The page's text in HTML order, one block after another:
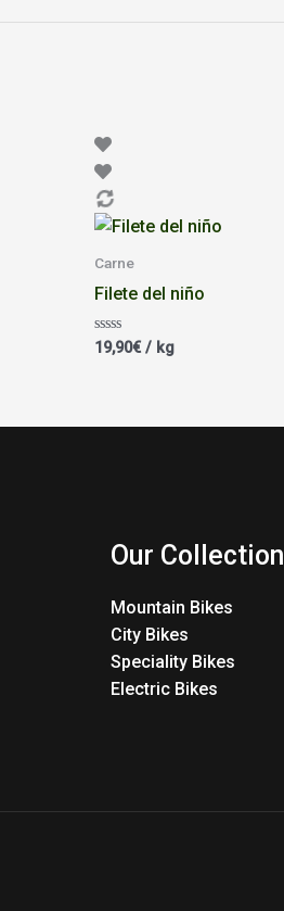
Carne
Filete del niño
Valorado
con
19,90€/ kg
Our Collection
Mountain Bikes
City Bikes
Speciality Bikes
Electric Bikes